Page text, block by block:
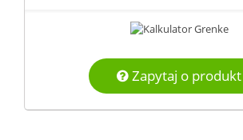
Zapytaj o produkt